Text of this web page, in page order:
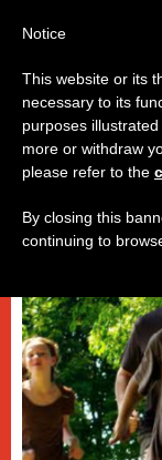
باباوات,روحانيّة
Notice
This website or its
necessary to its
purposes
more or withdraw
please refer to the
By closing this
continuing to